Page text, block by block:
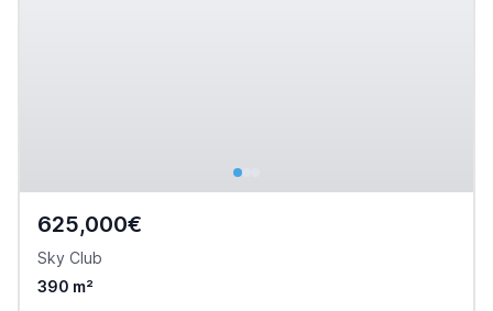
625,000€
Sky Club
390 m²